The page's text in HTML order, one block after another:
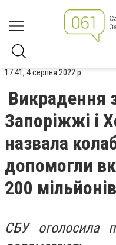
17:41, 4 серпня 2022 р.
Викрадення
Запоріжжі і
назвала
допомогли
200
СБУ оголосила